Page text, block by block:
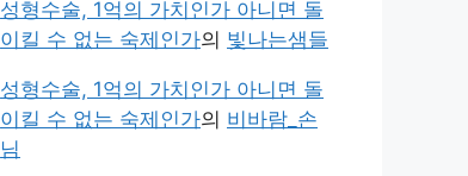
성형수술, 1억의 가치인가 아니면 돌
이킬 수 없는 숙제인가의 빛나는샘들
성형수술, 1억의 가치인가 아니면 돌
이킬 수 없는 숙제인가의 비바람_손
님